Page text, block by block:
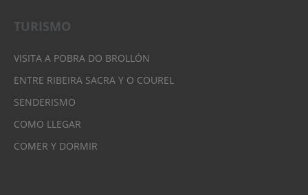
TURISMO
VISITA A POBRA DO BROLLÓN
ENTRE RIBEIRA SACRA Y O COUREL
SENDERISMO
COMO LLEGAR
COMER Y DORMIR